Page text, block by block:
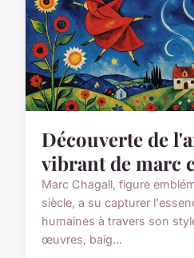
Découverte de
vibrant de marc
Marc Chagall, figure
siècle, a su capturer
humaines à travers son
œuvres, baig...